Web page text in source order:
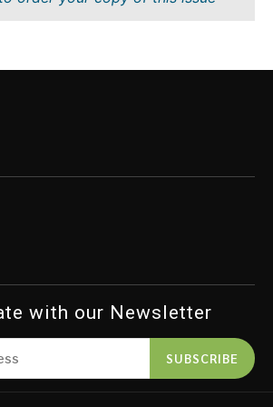
with our Newsletter
SUBSCRIBE